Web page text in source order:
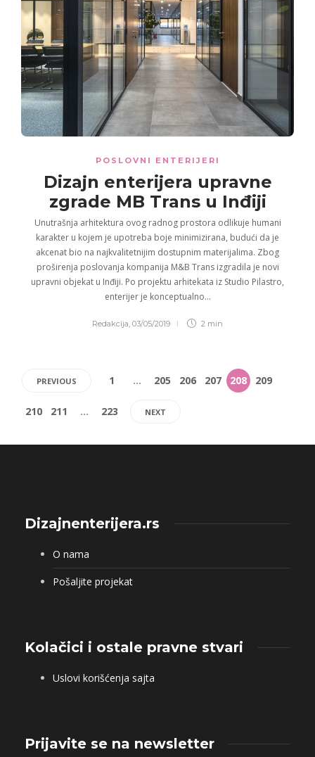
POSLOVNI ENTERIJERI
Dizajn enterijera upravne
zgrade MB Transu Inđiji
Unutrašnja arhitektura ovog radnog prostora odlikuje humani
karakter u kojem je upotreba boje minimizirana, budući da je
akcenat bio na najkvalitetnijim dostupnim materijalima. Zbog
proširenja poslovanja kompanija M&B Trans izgradila je novi
upravni objekat u Inđiji. Po projektu arhitekata iz Studio Pilastro,
enterijer je konceptualno…
Redakcija, 03/05/2019 2 min
PREVIOUS 1 … 205 206 207 208 209
210 211 … 223 NEXT
Dizajnenterijera.rs
O nama
Pošaljite projekat
Kolačici i ostale pravne stvari
Uslovi korišćenja sajta
Prijavite se na newsletter